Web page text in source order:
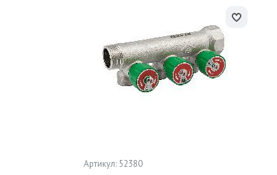
Артикул: 52380